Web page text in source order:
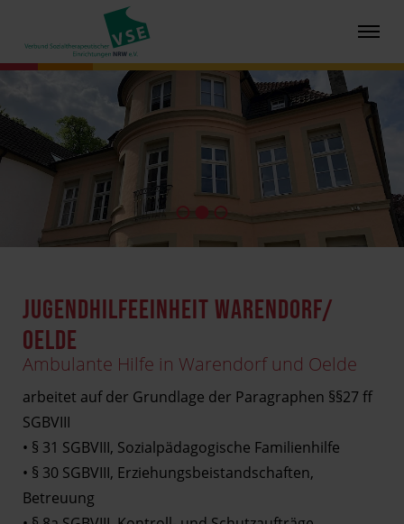
JUGENDHILFEEINHEIT WARENDORF/
OELDE
Ambulante Hilfe in Warendorf und Oelde
arbeitet auf der Grundlage der Paragraphen §§27 ff
SGBVIII
• § 31 SGBVIII, Sozialpädagogische Familienhilfe
• § 30 SGBVIII, Erziehungsbeistandschaften,
Betreuung